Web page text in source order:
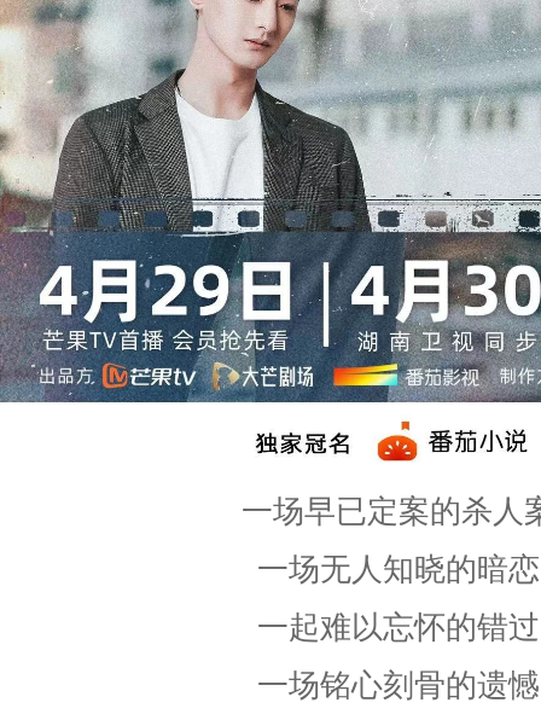
一场早已定案的杀人
一场无人知晓的暗恋
一起难以忘怀的错过
一场铭心刻骨的遗憾